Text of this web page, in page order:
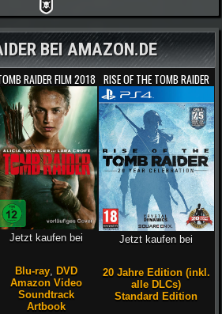
BEI AMAZON.DE
RAIDER FILM 2018
Jetzt kaufen bei
Blu-ray, DVD
Amazon Video
Soundtrack
Artbook
RISE OF THE TOMB RAIDER
Jetzt kaufen bei
20 Jahre Edition (inkl.
alle DLCs)
Standard Edition